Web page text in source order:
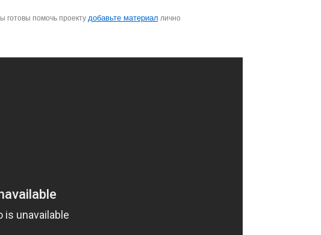
готовы помочь проекту добавьте материал лично